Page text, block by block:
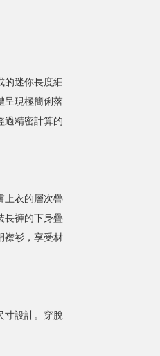
的迷你長度細
呈現極簡俐落
過精密計算的
上衣的層次疊
長褲的下身疊
襟衫，享受材
寸設計。穿脫